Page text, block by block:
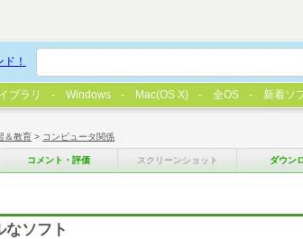
＆教育 > コンピュータ関係
コメント・評価 スクリーンショット ダウン
なソフト
！
ブラリ Windows Mac(OS X) 全OS 新着ソ